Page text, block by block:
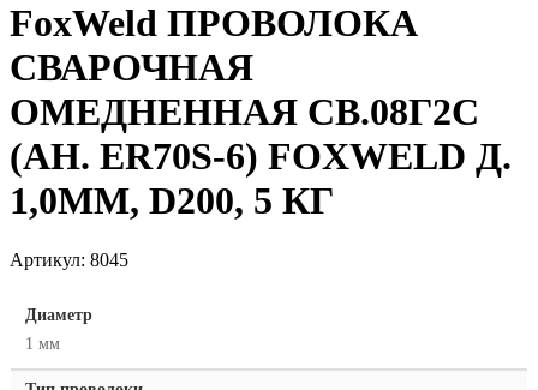
FoxWeld ПРОВОЛОКА
СВАРОЧНАЯ
ОМЕДНЕННАЯ СВ.08Г2С
(АН. ER70S-6) FOXWELD Д.
1,0ММ, D200, 5 КГ
Артикул: 8045
Диаметр
1 мм